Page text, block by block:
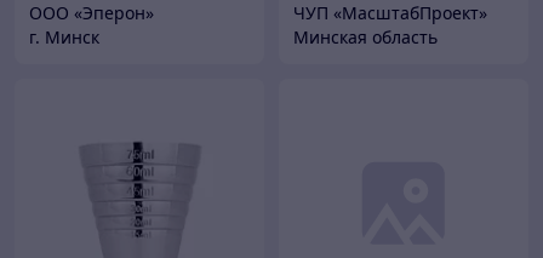
OOO «Эперон»
г. Минск
ЧУП «МасштабПроект»
Минская область